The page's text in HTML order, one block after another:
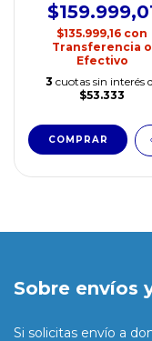
$135.999,16 con
Transferencia o
Efectivo
3 cuotas sin interés
$53.333
Sobre envíos
Si solicitas envío a